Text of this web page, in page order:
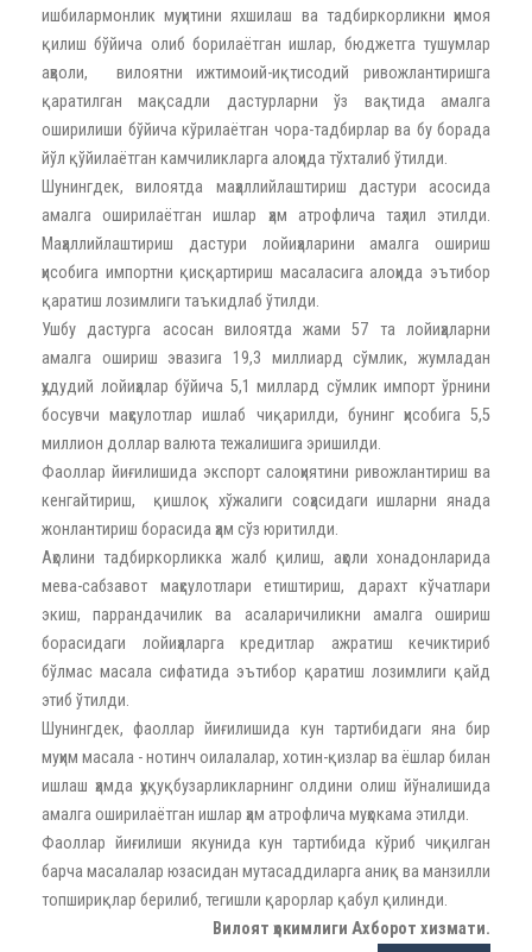
ишбилармонлик муҳитини яхшилаш ва тадбиркорликни ҳимоя
қилиш бўйича олиб борилаётган ишлар, бюджетга тушумлар
аҳволи, вилоятни ижтимоий-иқтисодий ривожлантиришга
қаратилган мақсадли дастурларни ўз вақтида амалга
оширилиши бўйича кўрилаётган чора-тадбирлар ва бу борада
йўл қўйилаётган камчиликларга алоҳида тўхталиб ўтилди.
Шунингдек, вилоятда маҳаллийлаштириш дастури асосида
амалга оширилаётган ишлар ҳам атрофлича таҳлил этилди.
Маҳаллийлаштириш дастури лойиҳаларини амалга ошириш
ҳисобига импортни қисқартириш масаласига алоҳида эътибор
қаратиш лозимлиги таъкидлаб ўтилди.
Ушбу дастурга асосан вилоятда жами 57 та лойиҳаларни
амалга ошириш эвазига 19,3 миллиард сўмлик, жумладан
ҳудудий лойиҳалар бўйича 5,1 миллард сўмлик импорт ўрнини
босувчи маҳсулотлар ишлаб чиқарилди, бунинг ҳисобига 5,5
миллион доллар валюта тежалишига эришилди.
Фаоллар йиғилишида экспорт салоҳиятини ривожлантириш ва
кенгайтириш, қишлоқ хўжалиги соҳасидаги ишларни янада
жонлантириш борасида ҳам сўз юритилди.
Аҳолини тадбиркорликка жалб қилиш, аҳоли хонадонларида
мева-сабзавот маҳсулотлари етиштириш, дарахт кўчатлари
экиш, паррандачилик ва асаларичиликни амалга ошириш
борасидаги лойиҳаларга кредитлар ажратиш кечиктириб
бўлмас масала сифатида эътибор қаратиш лозимлиги қайд
этиб ўтилди.
Шунингдек, фаоллар йиғилишида кун тартибидаги яна бир
муҳим масала - нотинч оилалалар, хотин-қизлар ва ёшлар билан
ишлаш ҳамда ҳуқуқбузарликларнинг олдини олиш йўналишида
амалга оширилаётган ишлар ҳам атрофлича муҳокама этилди.
Фаоллар йиғилиши якунида кун тартибида кўриб чиқилган
барча масалалар юзасидан мутасаддиларга аниқ ва манзилли
топшириқлар берилиб, тегишли қарорлар қабул қилинди.
Вилоят ҳокимлиги Ахборот хизмати.